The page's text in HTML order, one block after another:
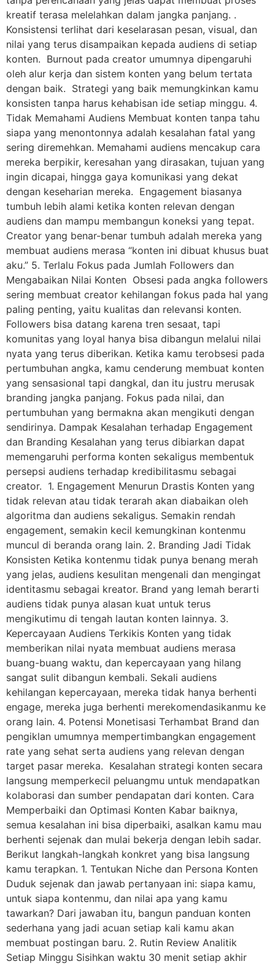
kreatif terasa melelahkan dalam jangka panjang. .
Konsistensi terlihat dari keselarasan pesan, visual, dan
nilai yang terus disampaikan kepada audiens di setiap
konten. Burnout pada creator umumnya dipengaruhi
oleh alur kerja dan sistem konten yang belum tertata
dengan baik. Strategi yang baik memungkinkan kamu
konsisten tanpa harus kehabisan ide setiap minggu. 4.
Tidak Memahami Audiens Membuat konten tanpa tahu
siapa yang menontonnya adalah kesalahan fatal yang
sering diremehkan. Memahami audiens mencakup cara
mereka berpikir, keresahan yang dirasakan, tujuan yang
ingin dicapai, hingga gaya komunikasi yang dekat
dengan keseharian mereka. Engagement biasanya
tumbuh lebih alami ketika konten relevan dengan
audiens dan mampu membangun koneksi yang tepat.
Creator yang benar-benar tumbuh adalah mereka yang
membuat audiens merasa “konten ini dibuat khusus buat
aku.” 5. Terlalu Fokus pada Jumlah Followers dan
Mengabaikan Nilai Konten Obsesi pada angka followers
sering membuat creator kehilangan fokus pada hal yang
paling penting, yaitu kualitas dan relevansi konten.
Followers bisa datang karena tren sesaat, tapi
komunitas yang loyal hanya bisa dibangun melalui nilai
nyata yang terus diberikan. Ketika kamu terobsesi pada
pertumbuhan angka, kamu cenderung membuat konten
yang sensasional tapi dangkal, dan itu justru merusak
branding jangka panjang. Fokus pada nilai, dan
pertumbuhan yang bermakna akan mengikuti dengan
sendirinya. Dampak Kesalahan terhadap Engagement
dan Branding Kesalahan yang terus dibiarkan dapat
memengaruhi performa konten sekaligus membentuk
persepsi audiens terhadap kredibilitasmu sebagai
creator. 1. Engagement Menurun Drastis Konten yang
tidak relevan atau tidak terarah akan diabaikan oleh
algoritma dan audiens sekaligus. Semakin rendah
engagement, semakin kecil kemungkinan kontenmu
muncul di beranda orang lain. 2. Branding Jadi Tidak
Konsisten Ketika kontenmu tidak punya benang merah
yang jelas, audiens kesulitan mengenali dan mengingat
identitasmu sebagai kreator. Brand yang lemah berarti
audiens tidak punya alasan kuat untuk terus
mengikutimu di tengah lautan konten lainnya. 3.
Kepercayaan Audiens Terkikis Konten yang tidak
memberikan nilai nyata membuat audiens merasa
buang-buang waktu, dan kepercayaan yang hilang
sangat sulit dibangun kembali. Sekali audiens
kehilangan kepercayaan, mereka tidak hanya berhenti
engage, mereka juga berhenti merekomendasikanmu ke
orang lain. 4. Potensi Monetisasi Terhambat Brand dan
pengiklan umumnya mempertimbangkan engagement
rate yang sehat serta audiens yang relevan dengan
target pasar mereka. Kesalahan strategi konten secara
langsung memperkecil peluangmu untuk mendapatkan
kolaborasi dan sumber pendapatan dari konten. Cara
Memperbaiki dan Optimasi Konten Kabar baiknya,
semua kesalahan ini bisa diperbaiki, asalkan kamu mau
berhenti sejenak dan mulai bekerja dengan lebih sadar.
Berikut langkah-langkah konkret yang bisa langsung
kamu terapkan. 1. Tentukan Niche dan Persona Konten
Duduk sejenak dan jawab pertanyaan ini: siapa kamu,
untuk siapa kontenmu, dan nilai apa yang kamu
tawarkan? Dari jawaban itu, bangun panduan konten
sederhana yang jadi acuan setiap kali kamu akan
membuat postingan baru. 2. Rutin Review Analitik
Setiap Minggu Sisihkan waktu 30 menit setiap akhir